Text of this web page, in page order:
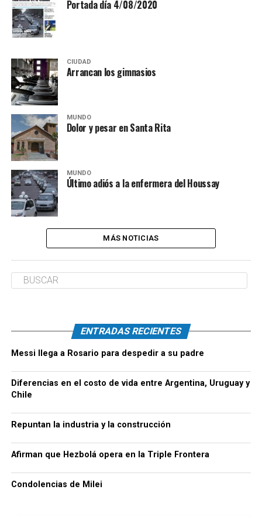
Portada día 4/08/2020
CIUDAD
Arrancan los gimnasios
MUNDO
Dolor y pesar en Santa Rita
MUNDO
Último adiós a la enfermera del Houssay
MÁS NOTICIAS
ENTRADAS RECIENTES
Messi llega a Rosario para despedir a su padre
Diferencias en el costo de vida entre Argentina, Uruguay y
Chile
Repuntan la industria y la construcción
Afirman que Hezbolá opera en la Triple Frontera
Condolencias de Milei